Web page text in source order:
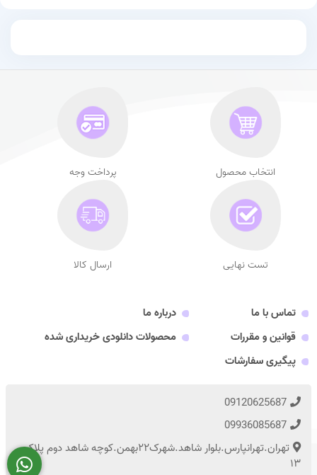
انتخاب محصول پرداخت وجه
تست نهایی ارسال کالا
تماس با ما
درباره ما
قوانین و مقررات
محصولات دانلودی خریداری شده
پیگیری سفارشات
09120625687
09936085687
تهران.تهرانپارس.بلوار شاهد.شهرک۲۲بهمن.کوچه شاهد دوم پلاک
۱۳